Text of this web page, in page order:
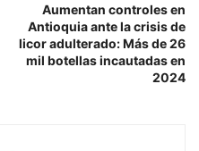
Aumentan controles en
Antioquia ante la crisis de
licor adulterado: Más de 26
mil botellas incautadas en
2024